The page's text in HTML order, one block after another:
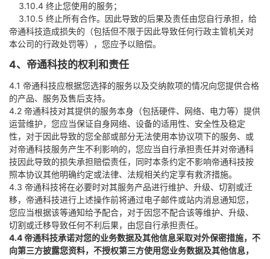
3.10.4 终止您使用的服务；
3.10.5 终止所有合作。因此导致的后果及责任由您自行承担，给
帝通科技造成损失的（包括但不限于因此导致任何行政主管机关对
本公司的行政处罚等），您应予以赔偿。
4、帝通科技的权利和责任
4.1 帝通科技应根据您选择的服务以及交纳款项的情况向您提供合格
的产品、服务及售后支持。
4.2 帝通科技对其提供的服务本身（包括硬件、网络、电力等）提供
运营维护，您应当保证自身网络、设备的适用性、安全性及稳定
性，对于因此导致的您全部或部分无法使用本协议项下的服务、或
对帝通科技服务产生不利影响的，您应当自行承担责任并对帝通科
技因此导致的损失承担赔偿责任，同时本条约定不影响帝通科技按
照本协议其他明确约定或法律、法规相关约定享有救济措施。
4.3 帝通科技将在必要时对其服务产品进行维护、升级、切割或迁
移，帝通科技进行上述操作前将通过电子邮件或站内消息通知您，
您应当根据该等通知给予配合，对于因您不配合该等维护、升级、
切割或迁移导致任何不利后果，由您自行承担责任。
4.4 帝通科技承诺对您的业务数据及其他信息采取对外保密措施，不
向第三方披露您资料，不授权第三方使用您业务数据及其他信息，